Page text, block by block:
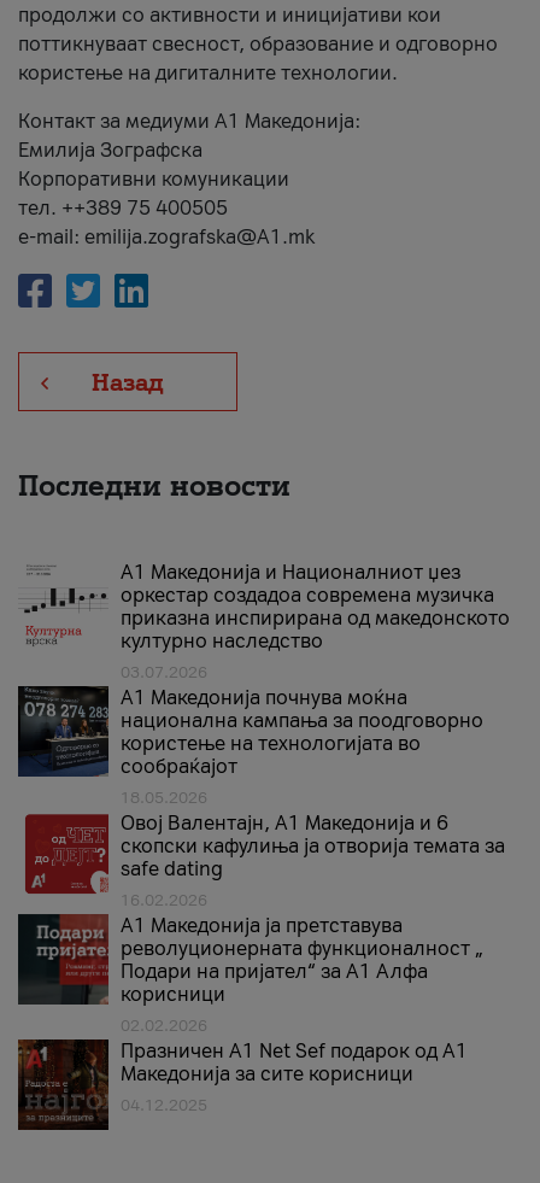
продолжи со активности и иницијативи кои
поттикнуваат свесност, образование и одговорно
користење на дигиталните технологии.
Контакт за медиуми А1 Македонија:
Емилија Зографска
Корпоративни комуникации
тел. ++389 75 400505
e-mail: emilija.zografska@A1.mk
Назад
Последни новости
А1 Македонија и Националниот џез
оркестар создадоа современа музичка
приказна инспирирана од македонското
културно наследство
03.07.2026
A1 Македонија почнува моќна
национална кампања за поодговорно
користење на технологијата во
сообраќајот
18.05.2026
Овој Валентајн, A1 Македонија и 6
скопски кафулиња ја отворија темата за
safe dating
16.02.2026
А1 Македонија ја претставува
револуционерната функционалност „
Подари на пријател“ за А1 Алфа
корисници
02.02.2026
Празничен A1 Net Sеf подарок од А1
Македонија за сите корисници
04.12.2025